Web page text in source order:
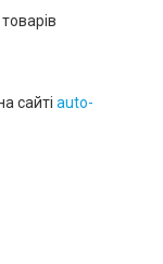
сайті auto-